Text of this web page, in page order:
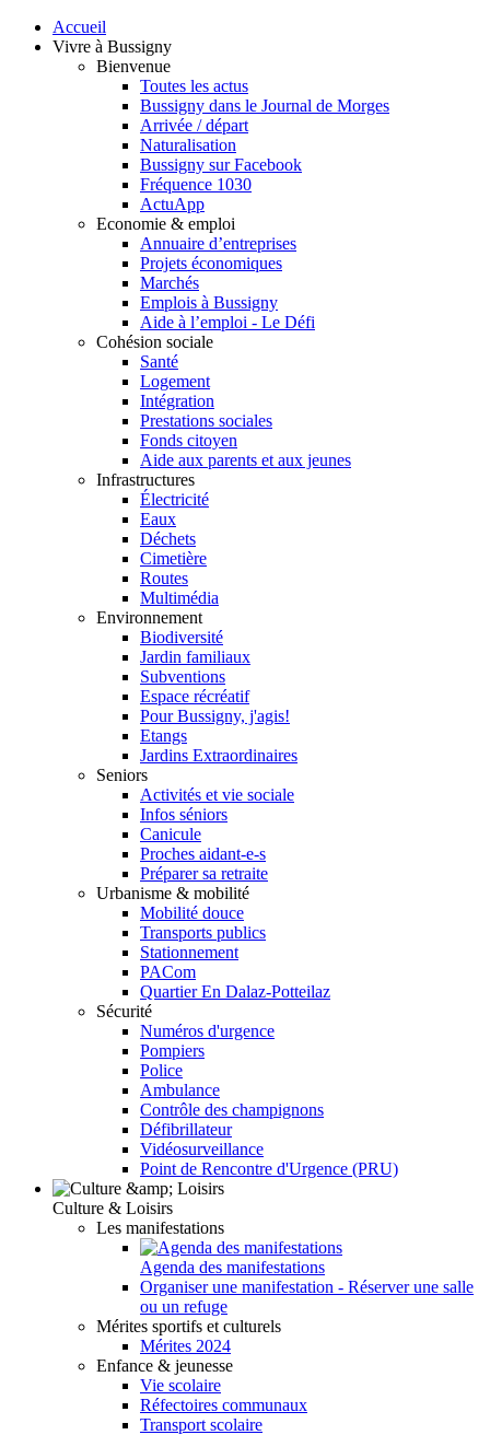
Accueil
Vivre à Bussigny
Bienvenue
Toutes les actus
Bussigny dans le Journal de Morges
Arrivée / départ
Naturalisation
Bussigny sur Facebook
Fréquence 1030
ActuApp
Economie & emploi
Annuaire d’entreprises
Projets économiques
Marchés
Emplois à Bussigny
Aide à l’emploi - Le Défi
Cohésion sociale
Santé
Logement
Intégration
Prestations sociales
Fonds citoyen
Aide aux parents et aux jeunes
Infrastructures
Électricité
Eaux
Déchets
Cimetière
Routes
Multimédia
Environnement
Biodiversité
Jardin familiaux
Subventions
Espace récréatif
Pour Bussigny, j'agis!
Etangs
Jardins Extraordinaires
Seniors
Activités et vie sociale
Infos séniors
Canicule
Proches aidant-e-s
Préparer sa retraite
Urbanisme & mobilité
Mobilité douce
Transports publics
Stationnement
PACom
Quartier En Dalaz-Potteilaz
Sécurité
Numéros d'urgence
Pompiers
Police
Ambulance
Contrôle des champignons
Défibrillateur
Vidéosurveillance
Point de Rencontre d'Urgence (PRU)
Culture & Loisirs
Les manifestations
Agenda des manifestations
Organiser une manifestation - Réserver une salle
ou un refuge
Mérites sportifs et culturels
Mérites 2024
Enfance & jeunesse
Vie scolaire
Réfectoires communaux
Transport scolaire